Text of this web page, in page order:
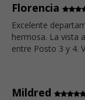
Florencia
Excelente
hermosa. La vista
entre Posto 3 y 4.
Mildred